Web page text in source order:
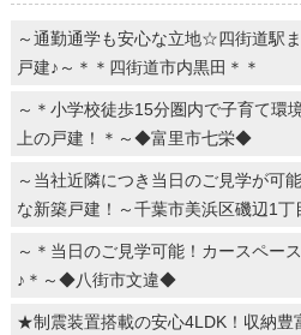
～通勤通学も安心な立地☆四街道駅
戸建♪～＊＊四街道市内黒田＊＊
～＊小学校徒歩15分圏内で子育て環
上の戸建！＊～◆富里市七栄◆
～当社近隣につき当日のご見学が可
な新築戸建！～千葉市美浜区磯辺1丁
～＊当日のご見学可能！カースペー
♪＊～◆八街市文違◆
★制震装置搭載の安心4LDK！収納豊